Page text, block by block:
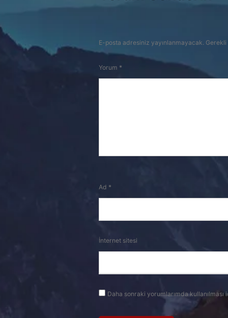
E-posta adresiniz yayınlanmayacak. Gerekli
Yorum *
Ad *
İnternet sitesi
Daha sonraki yorumlarımda